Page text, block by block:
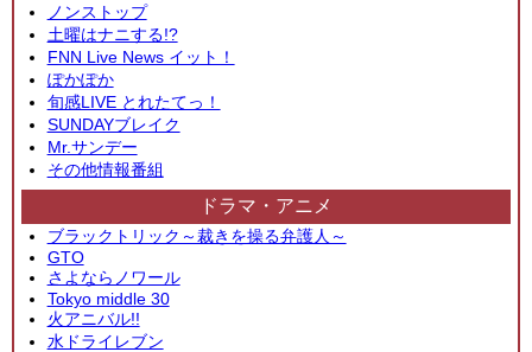
ノンストップ
土曜はナニする!?
FNN Live News イット！
ぽかぽか
旬感LIVE とれたてっ！
SUNDAYブレイク
Mr.サンデー
その他情報番組
ドラマ・アニメ
ブラックトリック～裁きを操る弁護人～
GTO
さよならノワール
Tokyo middle 30
火アニバル!!
水ドライレブン